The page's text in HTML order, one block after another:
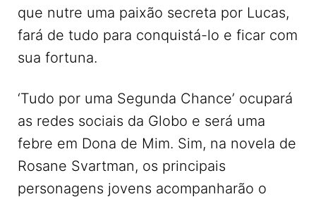
que nutre uma paixão secreta por Lucas,
fará de tudo para conquistá-lo e ficar com
sua fortuna.
‘Tudo por uma Segunda Chance’ ocupará
as redes sociais da Globo e será uma
febre em Dona de Mim. Sim, na novela de
Rosane Svartman, os principais
personagens jovens acompanharão o